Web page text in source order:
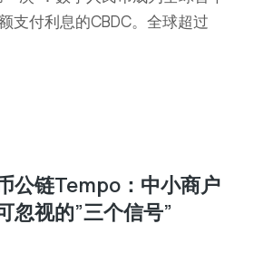
支付利息的CBDC。全球超过
公链Tempo：中小商户
忽视的”三个信号”